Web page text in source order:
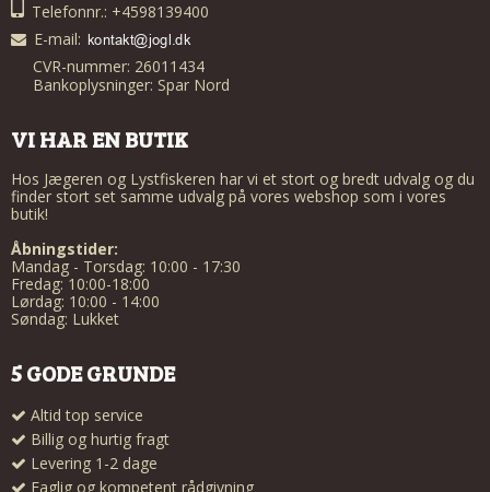
Telefonnr.: +4598139400
E-mail:
CVR-nummer: 26011434
Bankoplysninger: Spar Nord
VI HAR EN BUTIK
Hos Jægeren og Lystfiskeren har vi et stort og bredt udvalg og du
finder stort set samme udvalg på vores webshop som i vores
butik!
Åbningstider:
Mandag - Torsdag: 10:00 - 17:30
Fredag: 10:00-18:00
Lørdag: 10:00 - 14:00
Søndag: Lukket
5 GODE GRUNDE
Altid top service
Billig og hurtig fragt
Levering 1-2 dage
Faglig og kompetent rådgivning